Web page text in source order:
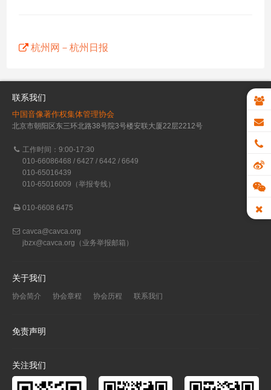
杭州网－杭州日报
联系我们
中国音像著作权集体管理协会
北京市朝阳区东三环北路38号院3号楼安联大厦22层2212号
工作时间：9:00-17:30
010-66086468 / 6427 / 6442 / 6649
010-65016439
010-65016009（举报专线）
010-6608 6475
cavca@cavca.org
jbzx@cavca.org （业务举报邮箱）
关于我们
协会简介 协会章程 协会历程 联系我们
免责声明
关注我们